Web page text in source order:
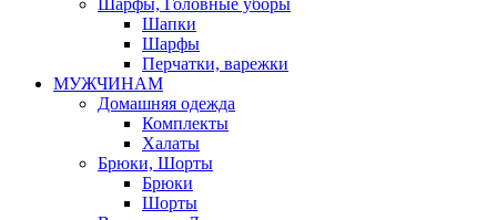
Шарфы, Головные уборы
Шапки
Шарфы
Перчатки, варежки
МУЖЧИНАМ
Домашняя одежда
Комплекты
Халаты
Брюки, Шорты
Брюки
Шорты